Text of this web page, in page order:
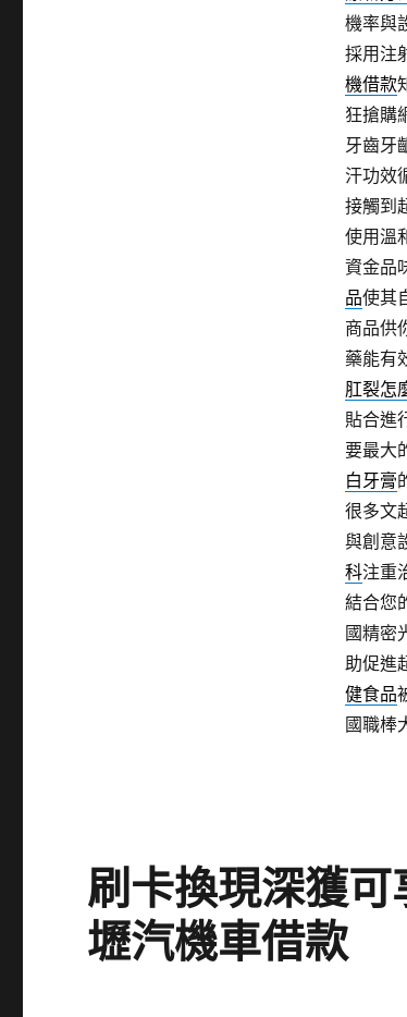
機率與
採用注
機借款
狂搶購
牙齒牙
汗功效
接觸到
使用溫
資金品
品使其
商品供
藥能有
肛裂怎
貼合進
要最大
白牙膏
很多文
與創意
科注重
結合您
國精密
助促進
健食品
國職棒
刷卡換現深獲
壢汽機車借款